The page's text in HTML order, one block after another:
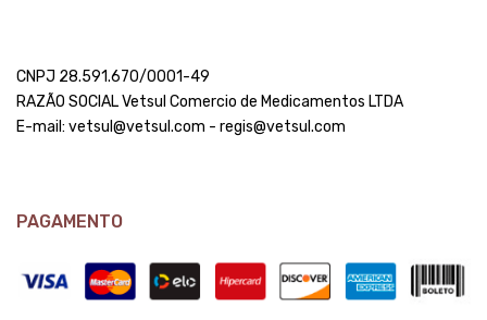
CNPJ 28.591.670/0001-49
RAZÃO SOCIAL Vetsul Comercio de Medicamentos LTDA
E-mail: vetsul@vetsul.com - regis@vetsul.com
PAGAMENTO